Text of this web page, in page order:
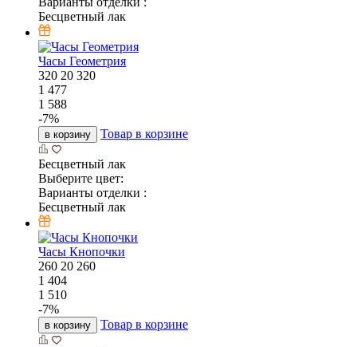
Бесцветный лак
Часы Геометрия
320 20 320
1 477
1 588
-7%
в корзину Товар в корзине
Бесцветный лак
Выберите цвет:
Варианты отделки :
Бесцветный лак
Часы Кнопочки
260 20 260
1 404
1 510
-7%
в корзину Товар в корзине